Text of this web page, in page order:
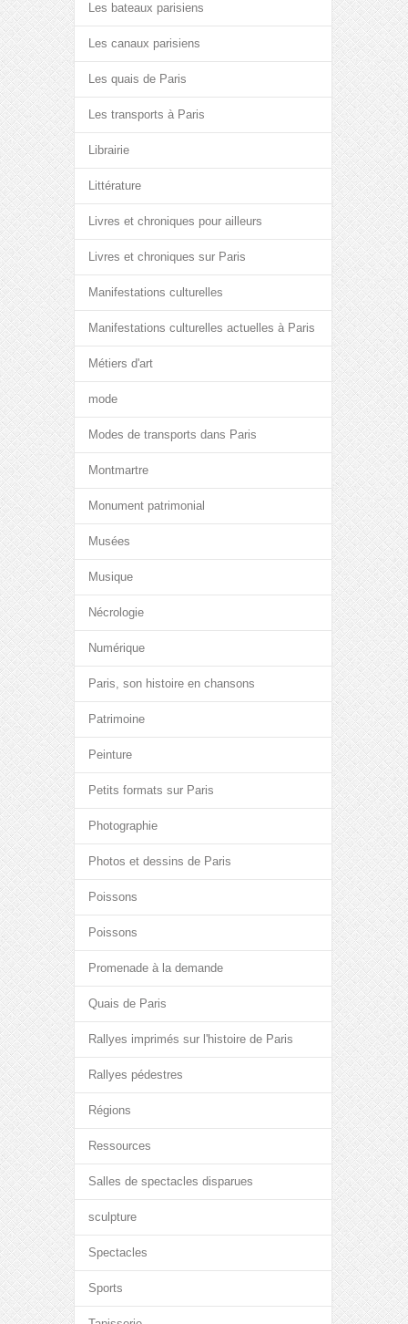
Les bateaux parisiens
Les canaux parisiens
Les quais de Paris
Les transports à Paris
Librairie
Littérature
Livres et chroniques pour ailleurs
Livres et chroniques sur Paris
Manifestations culturelles
Manifestations culturelles actuelles à Paris
Métiers d'art
mode
Modes de transports dans Paris
Montmartre
Monument patrimonial
Musées
Musique
Nécrologie
Numérique
Paris, son histoire en chansons
Patrimoine
Peinture
Petits formats sur Paris
Photographie
Photos et dessins de Paris
Poissons
Poissons
Promenade à la demande
Quais de Paris
Rallyes imprimés sur l'histoire de Paris
Rallyes pédestres
Régions
Ressources
Salles de spectacles disparues
sculpture
Spectacles
Sports